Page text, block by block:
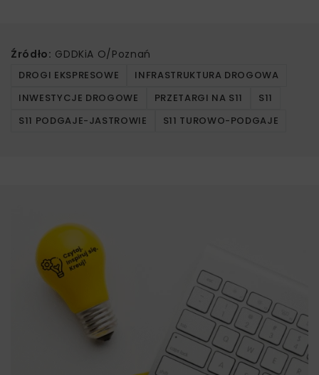
Źródło: GDDKiA O/Poznań
DROGI EKSPRESOWE
INFRASTRUKTURA DROGOWA
INWESTYCJE DROGOWE
PRZETARGI NA S11
S11
S11 PODGAJE-JASTROWIE
S11 TUROWO-PODGAJE